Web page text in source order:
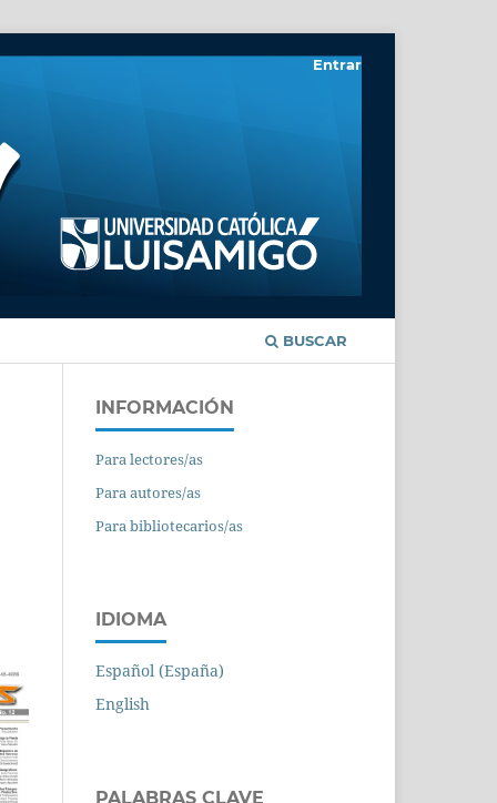
BUSCAR
Entrar
INFORMACIÓN
Para lectores/as
Para autores/as
Para bibliotecarios/as
IDIOMA
Español (España)
English
PALABRAS CLAVE